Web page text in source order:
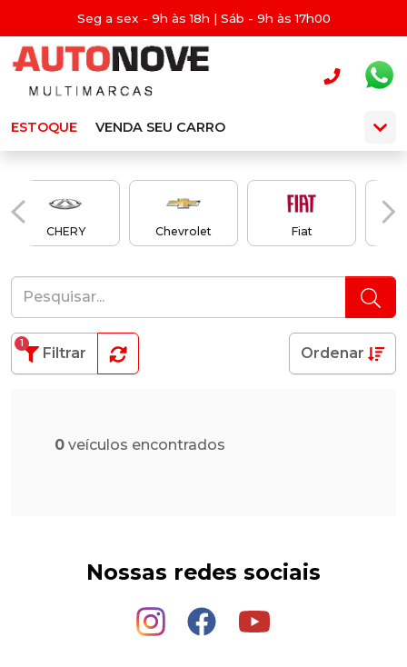
Seg a sex - 9h às 18h | Sáb - 9h às 17h00
ESTOQUE VENDA SEU CARRO
CHERY Chevrolet Fiat
Filtrar
1
Ordenar
0 veículos encontrados
Nossas redes sociais